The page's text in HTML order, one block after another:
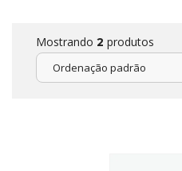
Mostrando 2 produtos
Ordenação padrão